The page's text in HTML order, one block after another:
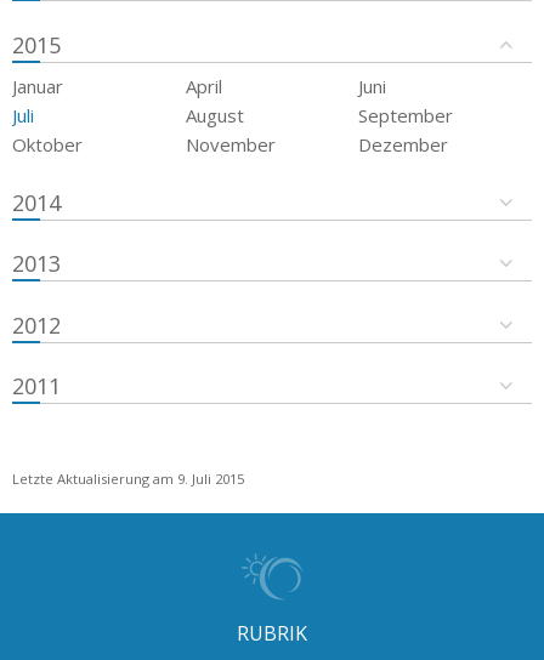
2015
Januar April
Juni
Juli
August
September
Oktober
November Dezember
2014
2013
2012
2011
Letzte Aktualisierung am 9. Juli 2015
RUBRIK